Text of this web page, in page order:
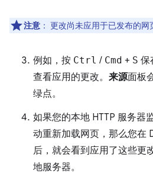
注意 ： 更改尚未应用于已发布的网
例如，按 Ctrl / Cmd + S 保
查看应用的更改。 来源面板
绿点。
如果您的本地 HTTP 服务器
动重新加载网页，那么您在
后，就会看到应用了这些更
地服务器。